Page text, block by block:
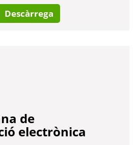
Descàrrega
de
electrònica